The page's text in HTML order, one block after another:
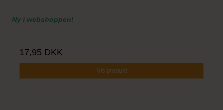
Ny i webshoppen!
17,95 DKK
Vis produkt